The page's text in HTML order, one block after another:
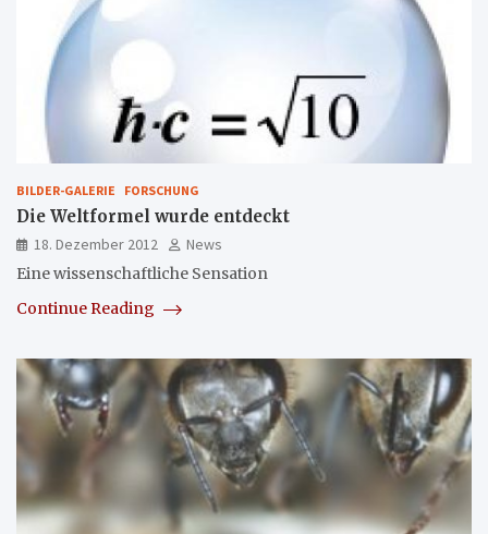
BILDER-GALERIE FORSCHUNG
Die Weltformel wurde entdeckt
18. Dezember 2012
News
Eine wissenschaftliche Sensation
Continue Reading